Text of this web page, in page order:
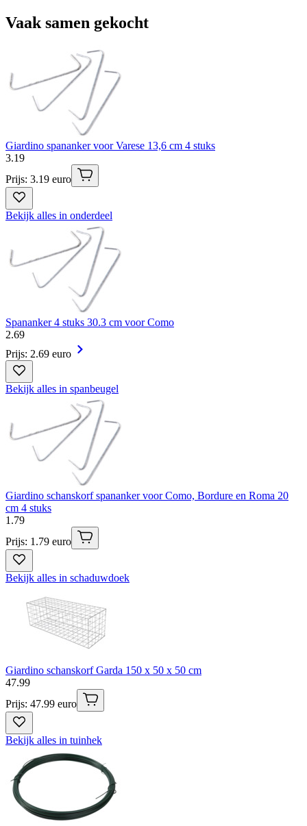
Vaak samen gekocht
Giardino spananker voor Varese 13,6 cm 4 stuks
3.19
Prijs: 3.19 euro
Bekijk alles in onderdeel
Spananker 4 stuks 30.3 cm voor Como
2.69
Prijs: 2.69 euro
Bekijk alles in spanbeugel
Giardino schanskorf spananker voor Como, Bordure en Roma 20
cm 4 stuks
1.79
Prijs: 1.79 euro
Bekijk alles in schaduwdoek
Giardino schanskorf Garda 150 x 50 x 50 cm
47.99
Prijs: 47.99 euro
Bekijk alles in tuinhek